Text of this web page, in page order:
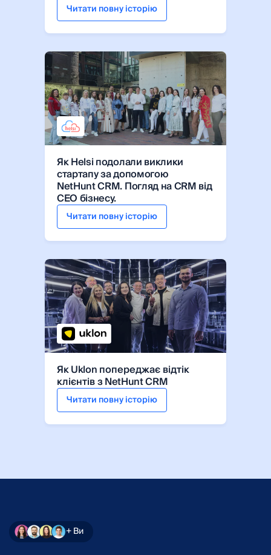
Читати повну історію
Як Helsi подолали виклики
стартапу за допомогою
NetHunt CRM. Погляд на CRM від
CEO бізнесу.
Читати повну історію
Як Uklonпопереджає відтік
клієнтівз NetHunt CRM
Читати повну історію
+ Ви